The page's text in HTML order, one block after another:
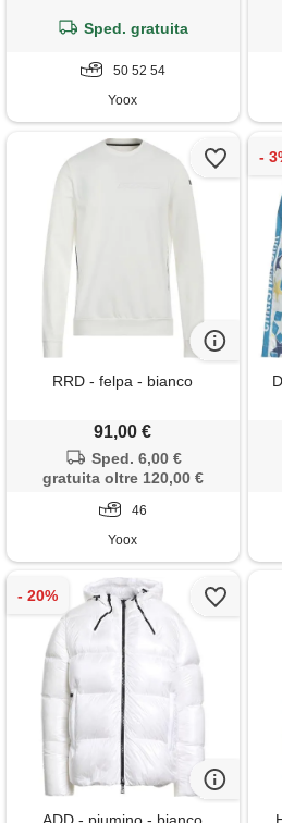
Sped. gratuita
50 52 54
Yoox
RRD - felpa - bianco
91,00 €
Sped. 6,00 €
gratuita oltre 120,00 €
46
Yoox